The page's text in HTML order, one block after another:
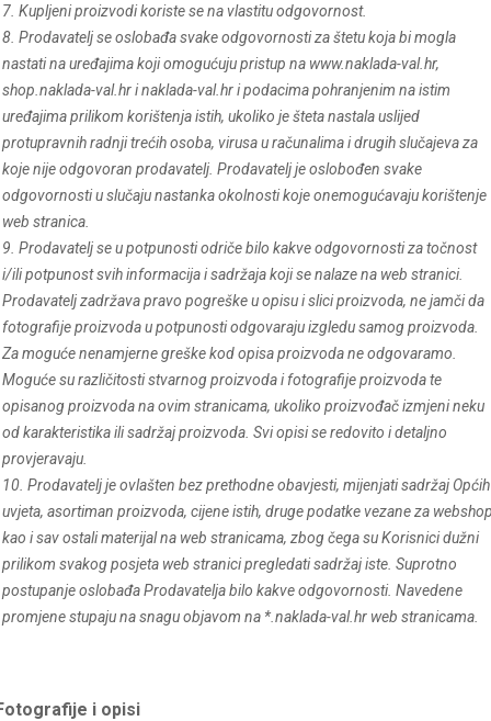
7. Kupljeni proizvodi koriste se na vlastitu odgovornost.
8. Prodavatelj se oslobađa svake odgovornosti za štetu koja bi mogla
nastati na uređajima koji omogućuju pristup na www.naklada-val.hr,
shop.naklada-val.hr i naklada-val.hr i podacima pohranjenim na istim
uređajima prilikom korištenja istih, ukoliko je šteta nastala uslijed
protupravnih radnji trećih osoba, virusa u računalima i drugih slučajeva za
koje nije odgovoran prodavatelj. Prodavatelj je oslobođen svake
odgovornosti u slučaju nastanka okolnosti koje onemogućavaju korištenje
web stranica.
9. Prodavatelj se u potpunosti odriče bilo kakve odgovornosti za točnost
i/ili potpunost svih informacija i sadržaja koji se nalaze na web stranici.
Prodavatelj zadržava pravo pogreške u opisu i slici proizvoda, ne jamči da
fotografije proizvoda u potpunosti odgovaraju izgledu samog proizvoda.
Za moguće nenamjerne greške kod opisa proizvoda ne odgovaramo.
Moguće su različitosti stvarnog proizvoda i fotografije proizvoda te
opisanog proizvoda na ovim stranicama, ukoliko proizvođač izmjeni neku
od karakteristika ili sadržaj proizvoda. Svi opisi se redovito i detaljno
provjeravaju.
10. Prodavatelj je ovlašten bez prethodne obavjesti, mijenjati sadržaj Općih
uvjeta, asortiman proizvoda, cijene istih, druge podatke vezane za
kao i sav ostali materijal na web stranicama, zbog čega su Korisnici dužni
prilikom svakog posjeta web stranici pregledati sadržaj iste. Suprotno
postupanje oslobađa Prodavatelja bilo kakve odgovornosti. Navedene
promjene stupaju na snagu objavom na *. naklada-val.hr web stranicama.
i opisi